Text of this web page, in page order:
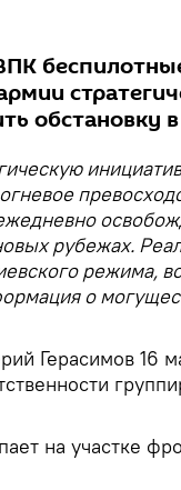
обстановку
рубежах.
режима,
о
Герасимов 16
на участке